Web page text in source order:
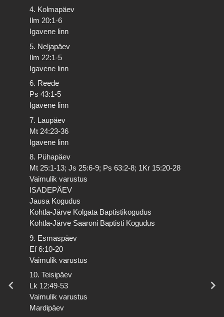
4. Kolmapäev
Ilm 20:1-6
Igavene linn
5. Neljapäev
Ilm 22:1-5
Igavene linn
6. Reede
Ps 43:1-5
Igavene linn
7. Laupäev
Mt 24:23-36
Igavene linn
8. Pühapäev
Mt 25:1-13; Js 25:6-9; Ps 63:2-8; 1Kr 15:20-28
Vaimulik varustus
ISADEPÄEV
Jausa Kogudus
Kohtla-Järve Kolgata Baptistikogudus
Kohtla-Järve Saaroni Baptisti Kogudus
9. Esmaspäev
Ef 6:10-20
Vaimulik varustus
10. Teisipäev
Lk 12:49-53
Vaimulik varustus
Mardipäev